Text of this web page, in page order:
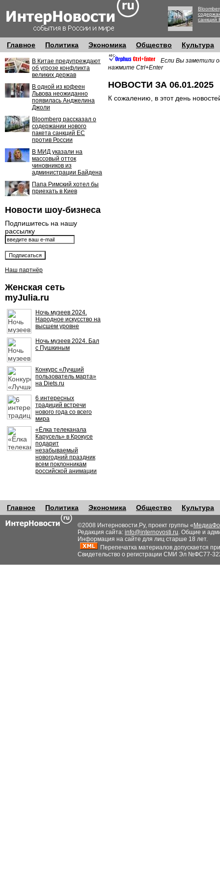
санкций
Главное Политика Экономика Общество Культура
В Китае предупреждают
об угрозе конфликта
великих держав
В одной из кофеен
Львова неожиданно
появилась Анджелина
Джоли
Bloomberg рассказал о
содержании нового
пакета санкций ЕС
против России
В МИД указали на
массовый отток
чиновников из
администрации Байдена
Папа Римский хотел бы
приехать в Киев
Новости шоу-бизнеса
Подпишитесь на нашу
рассылку
Наш партнёр
Женская сеть
myJulia.ru
Ночь музеев 2024.
Народное искусство на
высшем уровне
Ночь музеев 2024. Бал
с Пушкиным
Конкурс «Лучший
пользователь марта»
на Diets.ru
6 интересных
традиций встречи
нового года со всего
мира
«Ёлка телеканала
Карусель» в Крокусе
подарит
незабываемый
новогодний праздник
всем поклонникам
российской анимации
Если Вы заметили
нажмите Ctrl+Enter
НОВОСТИ ЗА 06.01.2025
К сожалению, в этот день
Главное Политика Экономика Общество Культура
©2008 Интерновости.Ру, проект группы «
Редакция сайта: info@internovosti.ru. Общие и
Информация на сайте для лиц старше 18 лет.
Перепечатка материалов допускается
Свидетельство о регистрации СМИ Эл №ФС77-